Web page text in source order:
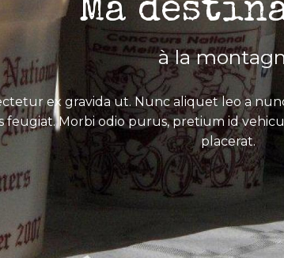
Ma
à la
ex gravida ut. Nunc aliquet leo a
feugiat. Morbi odio purus, pretium id
placerat.